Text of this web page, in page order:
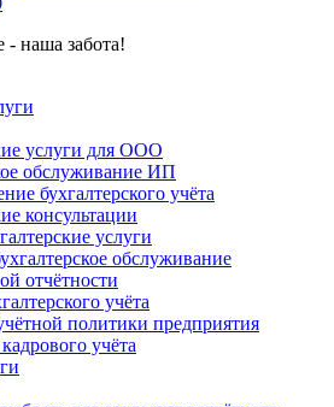
- наша забота!
услуги для ООО
обслуживание ИП
бухгалтерского учёта
консультации
услуги
обслуживание
отчётности
учёта
политики предприятия
учёта